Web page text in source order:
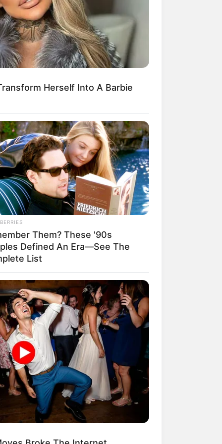
Ngakak, 10 Potret
Murah Pakai Bahan
Mainstream, 10 Cara
Barang Belanjaan
Warga Thailand
Banget! 10 Pose Lucu
10 Kalimat Baper
Bahasa Jawa Ini Bikin
Abis
Herself Into A Barbie
Them? These '90s
Defined An Era—See The
List